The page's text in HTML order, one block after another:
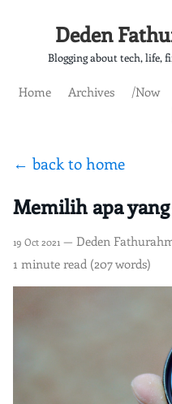
Deden
Blogging about tech, life,
Home Archives /Now
← back to home
Memilih apa
19 Oct 2021 — Deden
1 minute read (207 words)